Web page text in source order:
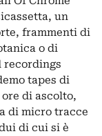
un
frammenti di
o di
recordings
tapes di
di ascolto,
di micro tracce
di cui si è